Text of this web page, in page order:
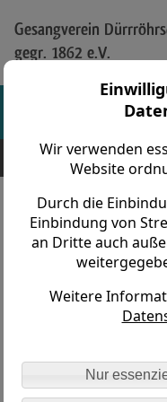
Wir verwenden
Website
Durch die
Einbindung von
an Dritte auch
Weitere
Nur
Gesangverein
gegr. 1862 e.V.
Gesangverein Dürrröhrsdorf
Jahreshauptversammlung >
31.01.2015 im
Am Nachmittag
Sänger
auszuwerten. Vieles
Konzerte gelungene
Das Jahr beginnt